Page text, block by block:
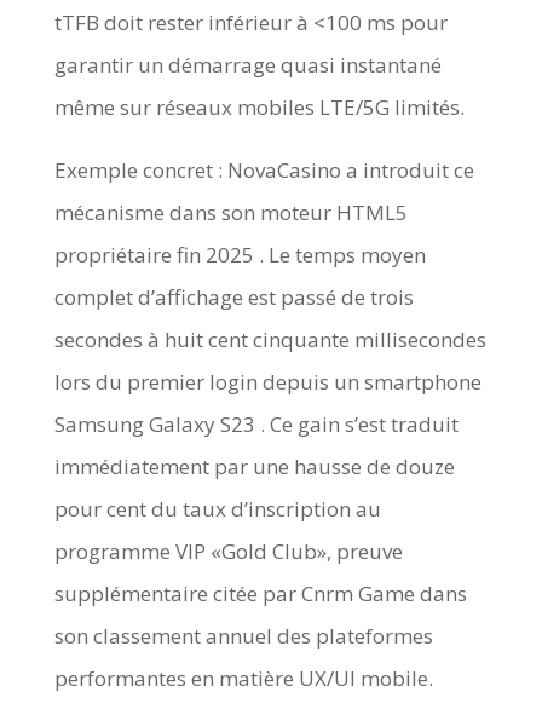
tTFB doit rester inférieur à <100 ms pour
garantir un démarrage quasi instantané
même sur réseaux mobiles LTE/5G limités.
Exemple concret : NovaCasino a introduit ce
mécanisme dans son moteur HTML5
propriétaire fin 2025 . Le temps moyen
complet d’affichage est passé de trois
secondes à huit cent cinquante millisecondes
lors du premier login depuis un smartphone
Samsung Galaxy S23 . Ce gain s’est traduit
immédiatement par une hausse de douze
pour cent du taux d’inscription au
programme VIP «Gold Club», preuve
supplémentaire citée par Cnrm Game dans
son classement annuel des plateformes
performantes en matière UX/UI mobile.